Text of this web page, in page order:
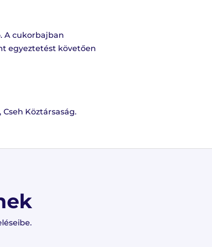
A cukorbajban
egyeztetést követően
Cseh Köztársaság.